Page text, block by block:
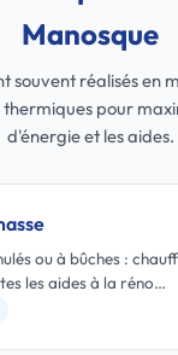
Manosque
souvent réalisés en
pour
d'énergie et les aides.
ou à bûches :
les aides à la réno…